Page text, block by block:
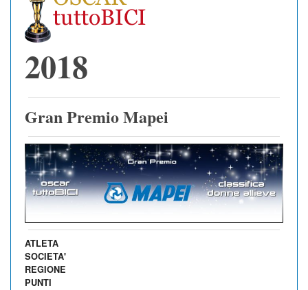
CALENDARIO
OSCAR
ALBI D'ORO
NEWSLETTER
2018
Gran Premio Mapei
ATLETA
SOCIETA'
REGIONE
PUNTI